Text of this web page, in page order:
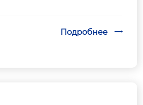
Подробнее 